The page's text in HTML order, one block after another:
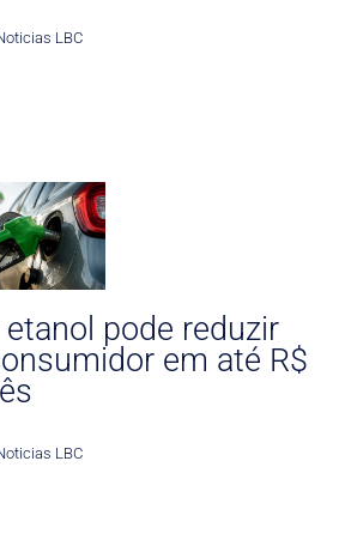
LBC
pode reduzir
em até R$
LBC